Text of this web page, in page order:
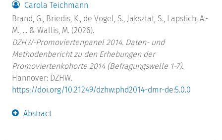
Carola Teichmann
Brand, G., Briedis, K., de Vogel, S., Jaksztat, S., Lapstich, A.-
M., ... & Wallis, M. (2026).
DZHW-Promoviertenpanel 2014. Daten- und
Methodenbericht zu den Erhebungen der
Promoviertenkohorte 2014 (Befragungswelle 1-7).
Hannover: DZHW.
https://doi.org/10.21249/dzhw:phd2014-dmr-de:5.0.0
Abstract